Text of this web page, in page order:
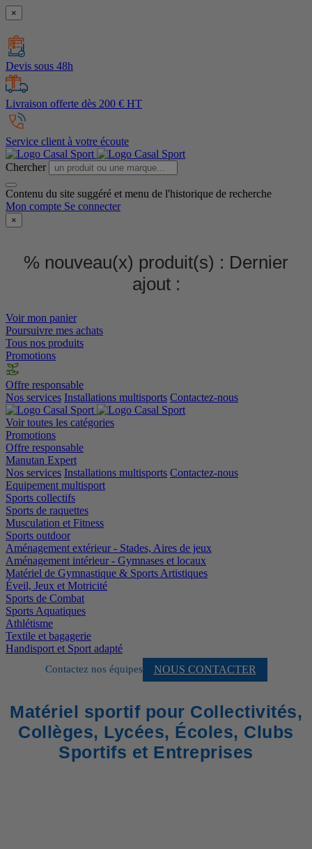
×
Devis sous 48h
Livraison offerte dès 200 € HT
Service client à votre écoute
Chercher
Contenu du site suggéré et menu de l'historique de recherche
Mon compte Se connecter
×
% nouveau(x) produit(s) : Dernier
ajout :
Voir mon panier
Poursuivre mes achats
Tous nos produits
Promotions
Offre responsable
Nos services Installations multisports Contactez-nous
Voir toutes les catégories
Promotions
Offre responsable
Manutan Expert
Nos services Installations multisports Contactez-nous
Equipement multisport
Sports collectifs
Sports de raquettes
Musculation et Fitness
Sports outdoor
Aménagement extérieur - Stades, Aires de jeux
Aménagement intérieur - Gymnases et locaux
Matériel de Gymnastique & Sports Artistiques
Éveil, Jeux et Motricité
Sports de Combat
Sports Aquatiques
Athlétisme
Textile et bagagerie
Handisport et Sport adapté
Contactez nos équipes NOUS CONTACTER
Matériel sportif pour Collectivités,
Collèges, Lycées, Écoles, Clubs
Sportifs et Entreprises